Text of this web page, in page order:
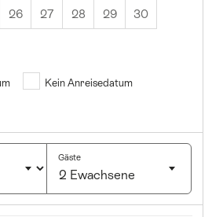
26 27 28 29 30
Kein Anreisedatum
Gäste
2 Ewachsene
Klicken